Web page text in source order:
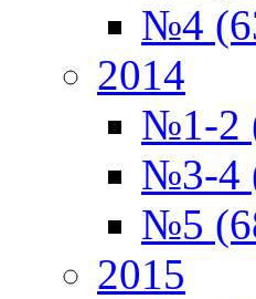
№4
2014
№1-2
№3-4
№5
2015